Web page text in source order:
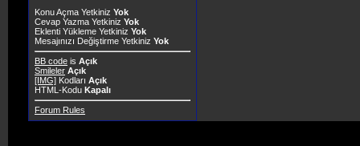
Konu Açma Yetkiniz Yok
Cevap Yazma Yetkiniz Yok
Eklenti Yükleme Yetkiniz Yok
Mesajınızı Değiştirme Yetkiniz Yok
BB code is Açık
Smileler Açık
[IMG] Kodları Açık
HTML-Kodu Kapalı
Forum Rules